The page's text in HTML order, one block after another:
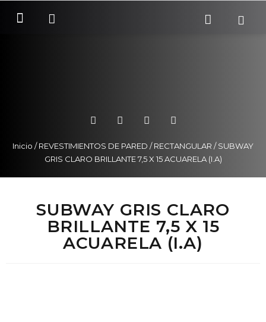
Inicio /REVESTIMIENTOS DE PARED /RECTANGULAR / SUBWAY
GRIS CLARO BRILLANTE 7,5 X 15 ACUARELA (I.A)
SUBWAY GRIS CLARO
BRILLANTE 7,5 X 15
ACUARELA (I.A)